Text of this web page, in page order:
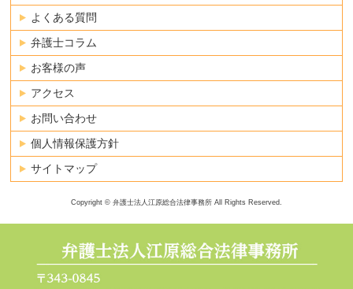
よくある質問
弁護士コラム
お客様の声
アクセス
お問い合わせ
個人情報保護方針
サイトマップ
Copyright © 弁護士法人江原総合法律事務所 All Rights Reserved.